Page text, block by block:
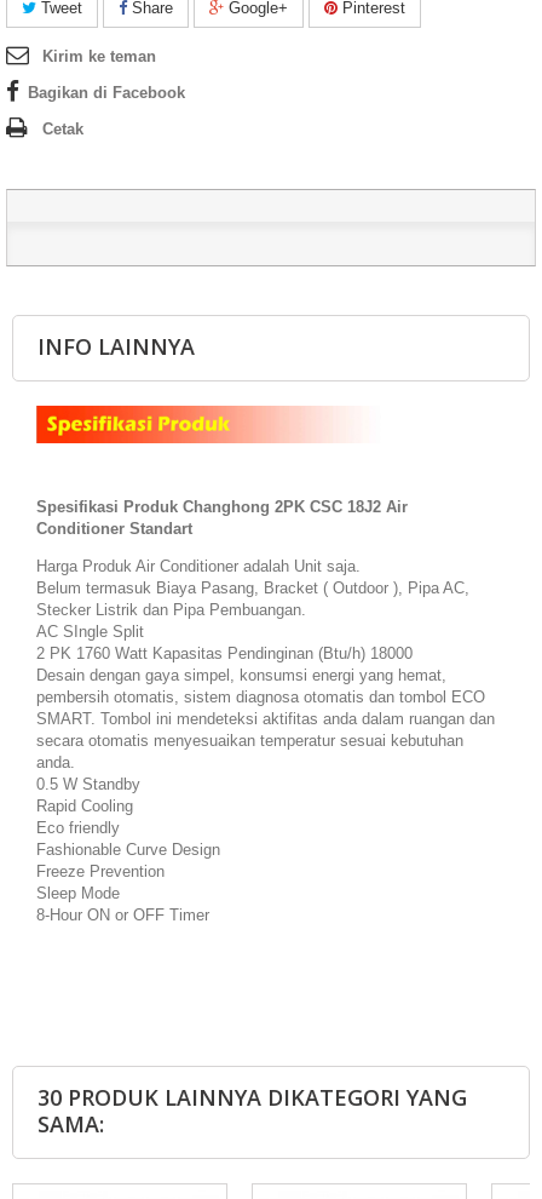
Tweet Share Google+ Pinterest
Kirim ke teman
Bagikan di Facebook
Cetak
INFO LAINNYA
Spesifikasi Produk Changhong 2PK CSC 18J2 Air
Conditioner Standart
Harga Produk Air Conditioner adalah Unit saja.
Belum termasuk Biaya Pasang, Bracket ( Outdoor ), Pipa AC,
Stecker Listrik dan Pipa Pembuangan.
AC SIngle Split
2 PK 1760 Watt Kapasitas Pendinginan (Btu/h) 18000
Desain dengan gaya simpel, konsumsi energi yang hemat,
pembersih otomatis, sistem diagnosa otomatis dan tombol ECO
SMART. Tombol ini mendeteksi aktifitas anda dalam ruangan dan
secara otomatis menyesuaikan temperatur sesuai kebutuhan
anda.
0.5 W Standby
Rapid Cooling
Eco friendly
Fashionable Curve Design
Freeze Prevention
Sleep Mode
8-Hour ON or OFF Timer
30 PRODUK LAINNYA DIKATEGORI YANG
SAMA: